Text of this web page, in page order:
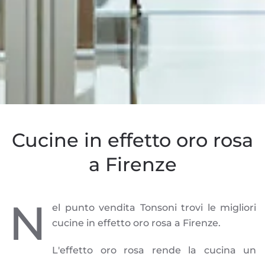
Cucine in effetto oro rosa
a Firenze
N
el punto vendita Tonsoni trovi le migliori
cucine in effetto oro rosa a Firenze.
L'effetto oro rosa rende la cucina un